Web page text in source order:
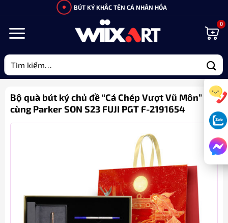
nội
BÚT KÝ KHẮC TÊN CÁ NHÂN HÓA
Tìm
kiếm:
Bộ quà bút ký chủ đề “Cá Chép Vượt Vũ Môn”
cùng Parker SON S23 FUJI PGT F-2191654